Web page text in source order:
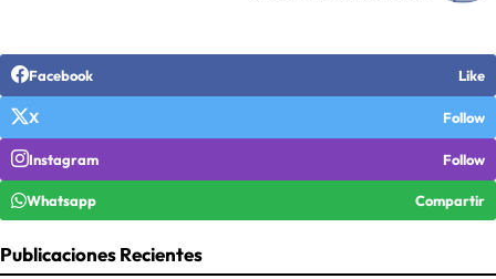
Facebook Like
X Follow
Instagram Follow
Whatsapp Compartir
Publicaciones Recientes